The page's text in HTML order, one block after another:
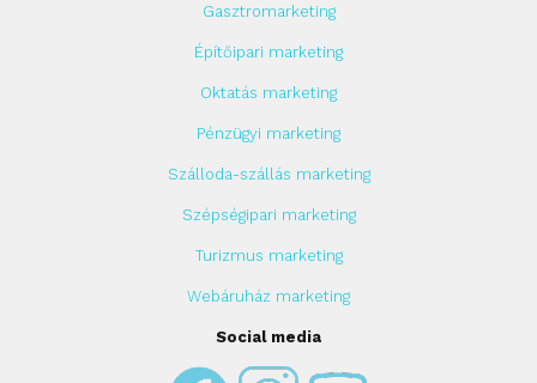
Gasztromarketing
Építőipari marketing
Oktatás marketing
Pénzügyi marketing
Szálloda-szállás marketing
Szépségipari marketing
Turizmus marketing
Webáruház marketing
Social media